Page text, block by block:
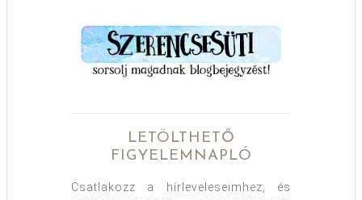
LETÖLTHETŐ
FIGYELEMNAPLÓ
Csatlakozz a hírleveleseimhez, és